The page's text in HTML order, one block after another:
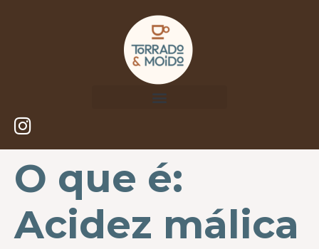
O que é:
Acidez málica